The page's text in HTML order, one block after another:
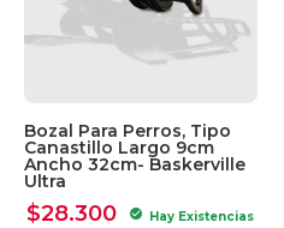
Bozal Para Perros, Tipo
Canastillo Largo 9cm
Ancho 32cm- Baskerville
Ultra
$28.300 check_circle Hay Existencias